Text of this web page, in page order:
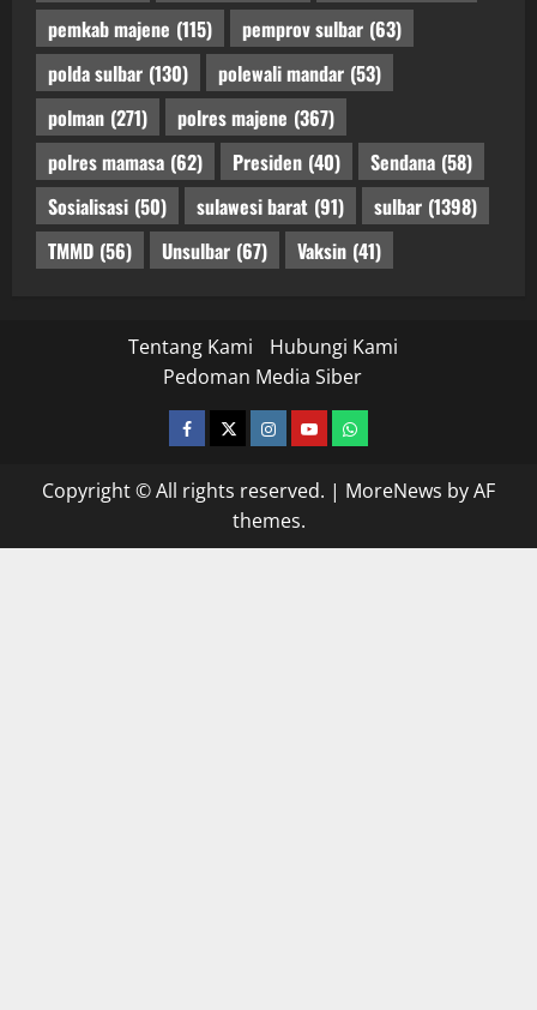
pemkab majene (115) pemprov sulbar (63)
polda sulbar (130) polewali mandar (53)
polman (271) polres majene (367)
polres mamasa (62) Presiden (40) Sendana (58)
Sosialisasi (50) sulawesi barat (91) sulbar (1398)
TMMD (56) Unsulbar (67) Vaksin (41)
Tentang Kami
Hubungi Kami
Pedoman Media Siber
facebooktwitterinstagram.com
youtubewhatsapp
Copyright © All rights reserved. | MoreNews by AF
themes.